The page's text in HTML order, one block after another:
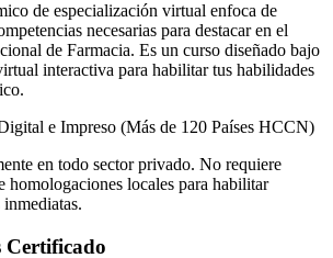
de especialización virtual enfoca de
necesarias para destacar en el
de Farmacia. Es un curso diseñado bajo
interactiva para habilitar tus habilidades
.
e Impreso (Más de 120 Países HCCN)
en todo sector privado. No requiere
homologaciones locales para habilitar
Certificado